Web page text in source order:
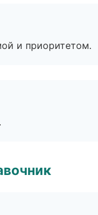
и приоритетом.